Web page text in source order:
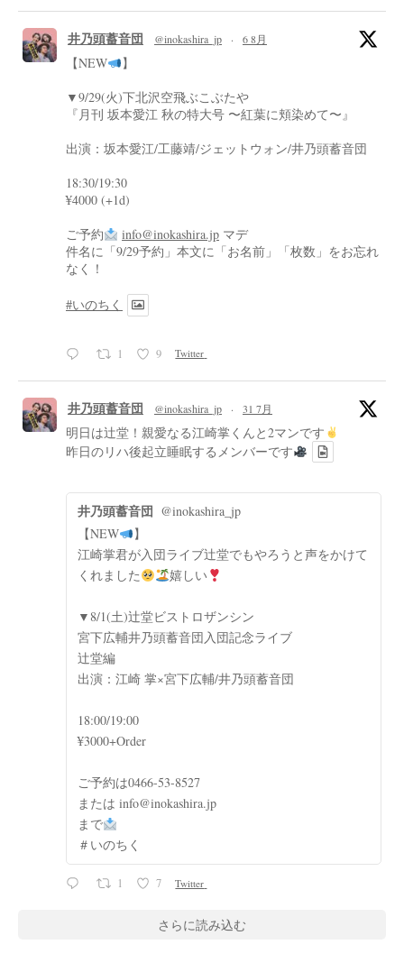
井乃頭蓄音団 @inokashira_jp · 6 8月
【NEW
】
▼9/29(火)下北沢空飛ぶこぶたや
『月刊 坂本愛江 秋の特大号 〜紅葉に頬染めて〜』
出演：坂本愛江/工藤靖/ジェットウォン/井乃頭蓄音団
18:30/19:30
¥4000 (+1d)
ご予約
info@inokashira.jp マデ
件名に「9/29予約」本文に「お名前」「枚数」をお忘れ
なく！
#いのちく
1 9 Twitter
井乃頭蓄音団 @inokashira_jp · 31 7月
明日は辻堂！親愛なる江崎掌くんと2マンです
昨日のリハ後起立睡眠するメンバーです
井乃頭蓄音団 @inokashira_jp
【NEW
】
江崎掌君が入団ライブ辻堂でもやろうと声をかけて
くれました
嬉しい
▼8/1(土)辻堂ビストロザンシン
宮下広輔井乃頭蓄音団入団記念ライブ
辻堂編
出演：江崎 掌×宮下広輔/井乃頭蓄音団
18:00/19:00
¥3000+Order
ご予約は0466-53-8527
または info@inokashira.jp
まで
＃いのちく
1 7 Twitter
さらに読み込む